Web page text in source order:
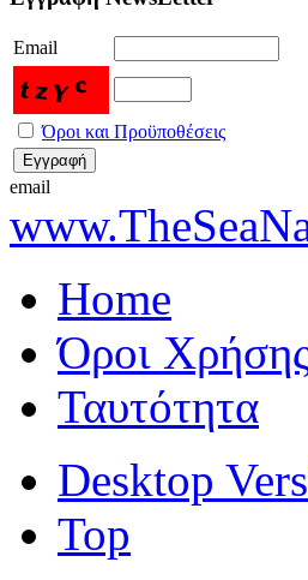
Email
Όροι και Προϋποθέσεις
email
Home
Όροι
Ταυτότητα
Desktop
Top